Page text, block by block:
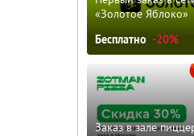
«Золотое Яблоко»
Бесплатно -20%
Заказ в зале